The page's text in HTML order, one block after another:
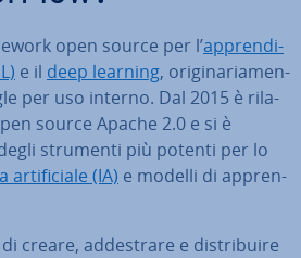
open source per l’ap­pren­di­
e il deep learning, ori­gi­na­ria­men­
per uso interno. Dal 2015 è ri­la­
source Apache 2.0 e si è
strumenti più potenti per lo
ar­ti­fi­cia­le (IA) e modelli di ap­pren­
creare, ad­de­stra­re e di­stri­bui­re